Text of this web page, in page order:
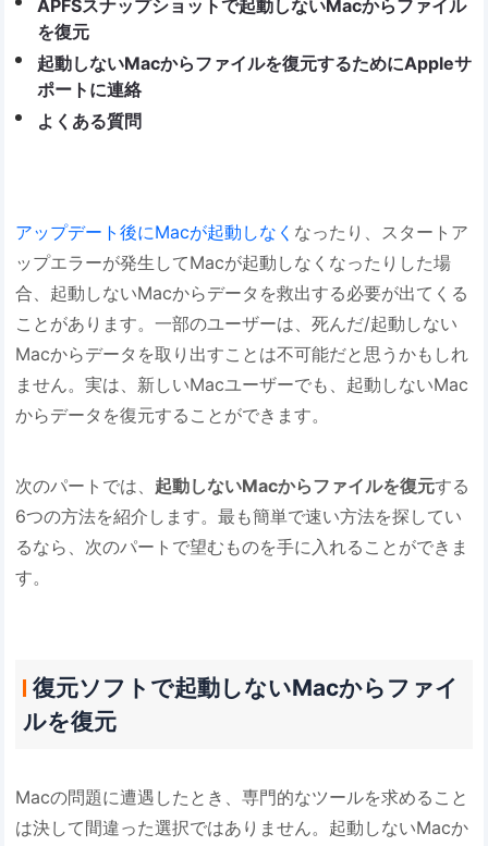
APFSスナップショットで起動しないMacからファイル
を復元
起動しないMacからファイルを復元するためにAppleサ
ポートに連絡
よくある質問
アップデート後にMacが起動しなく なったり、スタートア
ップエラーが発生してMacが起動しなくなったりした場
合、起動しないMacからデータを救出する必要が出てくる
ことがあります。一部のユーザーは、死んだ/起動しない
Macからデータを取り出すことは不可能だと思うかもしれ
ません。実は、新しいMacユーザーでも、起動しないMac
からデータを復元することができます。
次のパートでは、 起動しないMacからファイルを復元する
6つの方法を紹介します。最も簡単で速い方法を探してい
るなら、次のパートで望むものを手に入れることができま
す。
復元ソフトで起動しないMacからファイ
ルを復元
Macの問題に遭遇したとき、専門的なツールを求めること
は決して間違った選択ではありません。起動しないMacか